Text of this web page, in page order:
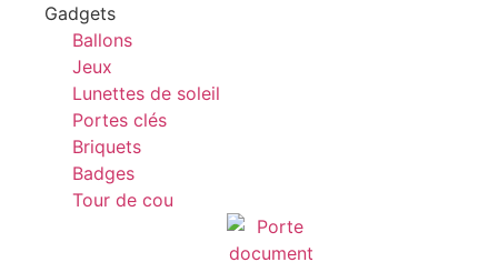
Gadgets
Ballons
Jeux
Lunettes de soleil
Portes clés
Briquets
Badges
Tour de cou